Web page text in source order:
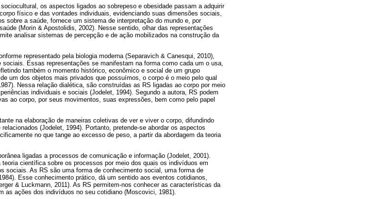
os aspectos ligados ao sobrepeso e obesidade passam a adquirir
físico e das vontades individuais, evidenciando suas dimensões sociais,
sobre a saúde, fornece um sistema de interpretação do mundo e, por
(Morin & Apostolidis, 2002). Nesse sentido, olhar das representações
analisar sistemas de percepção e de ação mobilizados na construção da
representado pela biologia moderna (Separavich & Canesqui, 2010),
Essas representações se manifestam na forma como cada um o usa,
também o momento histórico, econômico e social de um grupo
um dos objetos mais privados que possuímos, o corpo é o meio pelo qual
Nessa relação dialética, são construídas as RS ligadas ao corpo por meio
individuais e sociais (Jodelet, 1994). Segundo a autora, RS podem
ao corpo, por seus movimentos, suas expressões, bem como pelo papel
na elaboração de maneiras coletivas de ver e viver o corpo, difundindo
(Jodelet, 1994). Portanto, pretende-se abordar os aspectos
no que tange ao excesso de peso, a partir da abordagem da teoria
ligadas a processos de comunicação e informação (Jodelet, 2001).
científica sobre os processos por meio dos quais os indivíduos em
sociais. As RS são uma forma de conhecimento social, uma forma de
Esse conhecimento prático, dá um sentido aos eventos cotidianos,
& Luckmann, 2011). As RS permitem-nos conhecer as características da
as ações dos indivíduos no seu cotidiano (Moscovici, 1981).